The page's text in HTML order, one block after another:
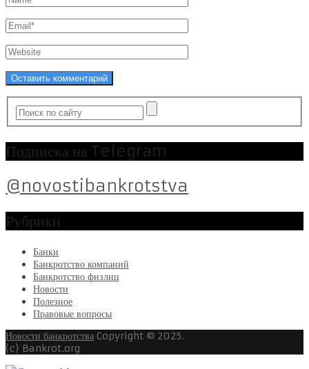
Подписка на Telegram
@novostibankrotstva
Рубрики
Банки
Банкротство компаний
Банкротство физлиц
Новости
Полезное
Правовые вопросы
Новости банкротства Copyright © 2025.
(c) Bankrot.org